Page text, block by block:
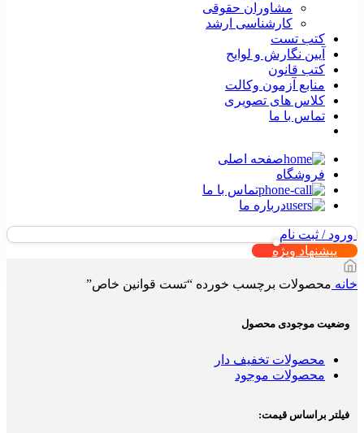
مشاوران حقوقی
کارشناسی ارشد
کتب تست
آیین نگارش و لوایح
کتب قانون
منابع آزمون وکالت
کلاس های تصویری
تماس با ما
صفحه اصلی
فروشگاه
تماس با ما
درباره ما
ورود / ثبت نام
پیشنهاد ویژه
خانه محصولات برچسب خورده “تست قوانین خاص”
وضعیت موجودی محصول
محصولات تخفیف دار
محصولات موجود
فیلتر براساس قیمت: